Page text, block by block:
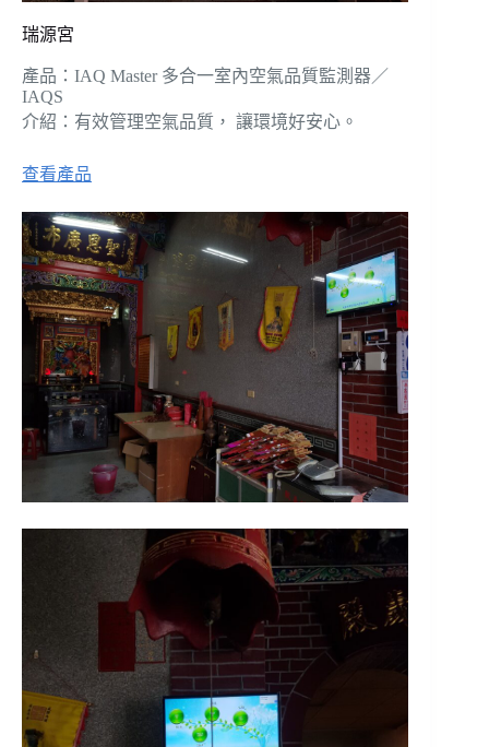
瑞源宮
產品：IAQ Master 多合一室內空氣品質監測器／
IAQS
介紹：有效管理空氣品質， 讓環境好安心。
查看產品